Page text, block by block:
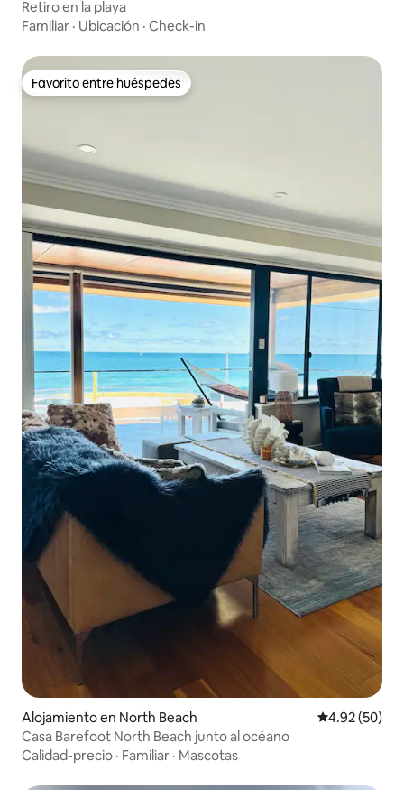
Retiro en la playa
Familiar · Ubicación · Check-in
Favorito entre huéspedes
Favorito entre huéspedes
Alojamiento en North Beach Calificación
4.92 (50)
Casa Barefoot North Beach junto al océano
Calidad-precio · Familiar · Mascotas